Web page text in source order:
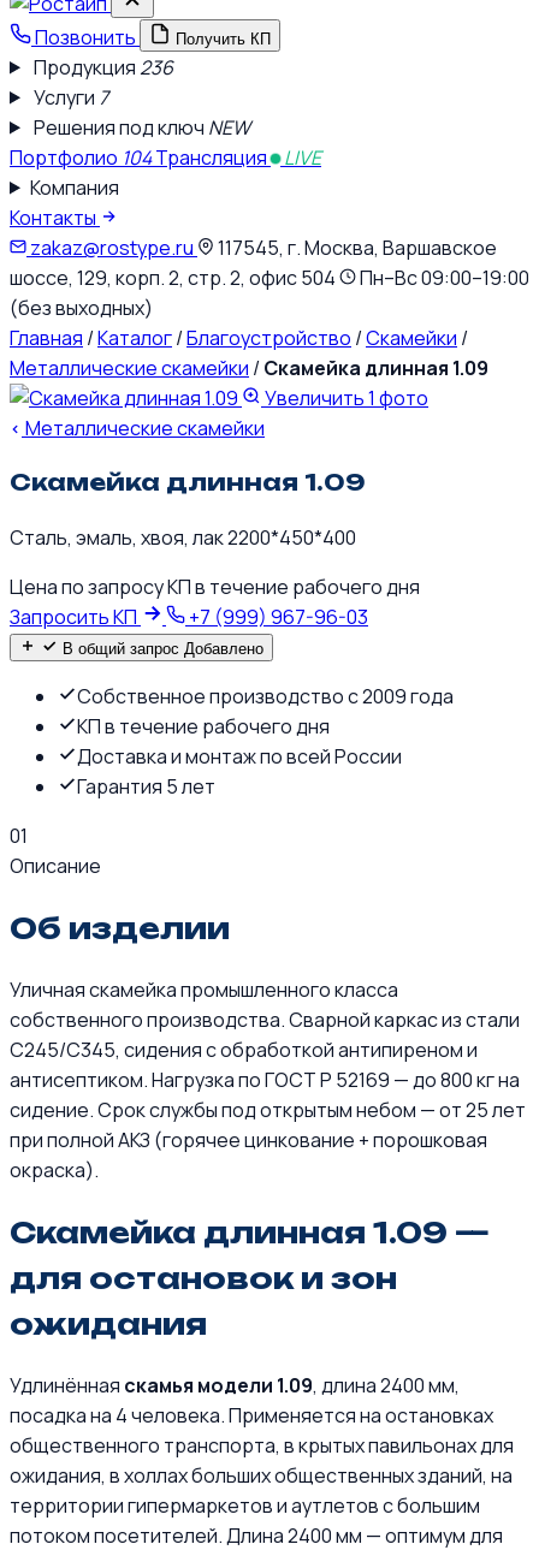
Позвонить Получить КП
Продукция 236
Услуги 7
Решения под ключ NEW
Портфолио 104Трансляция LIVE
Компания
Контакты
zakaz@rostype.ru
117545, г. Москва, Варшавское
шоссе, 129, корп. 2, стр. 2, офис 504
Пн–Вс 09:00–19:00
(без выходных)
Главная /Каталог/Благоустройство /Скамейки /
Металлические скамейки /Скамейка длинная 1.09
Увеличить1 фото
Металлические скамейки
Скамейка длинная 1.09
Сталь, эмаль, хвоя, лак 2200*450*400
Цена по запросуКП в течение рабочего дня
Запросить КП
+7 (999) 967-96-03
В общий запрос Добавлено
Собственное производство с 2009 года
КП в течение рабочего дня
Доставка и монтаж по всей России
Гарантия 5 лет
01
Описание
Об изделии
Уличная скамейка промышленного класса
собственного производства. Сварной каркас из стали
С245/С345, сидения с обработкой антипиреном и
антисептиком. Нагрузка по ГОСТ Р 52169 — до 800 кг на
сидение. Срок службы под открытым небом — от 25 лет
при полной АКЗ (горячее цинкование + порошковая
окраска).
Скамейка длинная 1.09 —
для остановок и зон
ожидания
Удлинённая скамья модели 1.09, длина 2400 мм,
посадка на 4 человека. Применяется на остановках
общественного транспорта, в крытых павильонах для
ожидания, в холлах больших общественных зданий, на
территории гипермаркетов и аутлетов с большим
потоком посетителей. Длина 2400 мм — оптимум для